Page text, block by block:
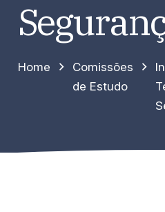
Home
Comissões
de Estudo